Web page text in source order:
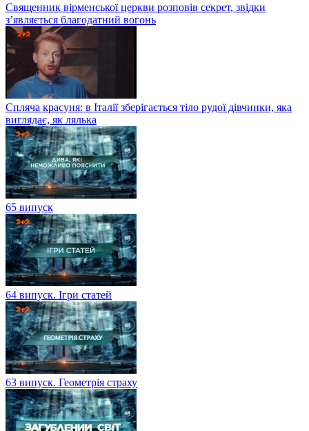
Священник вірменської церкви розповів секрет, звідки
з’являється благодатний вогонь
Спляча красуня: в Італії зберігається тіло рудої дівчинки, яка
виглядає, як лялька
65 випуск
64 випуск. Ігри статей
63 випуск. Геометрія страху